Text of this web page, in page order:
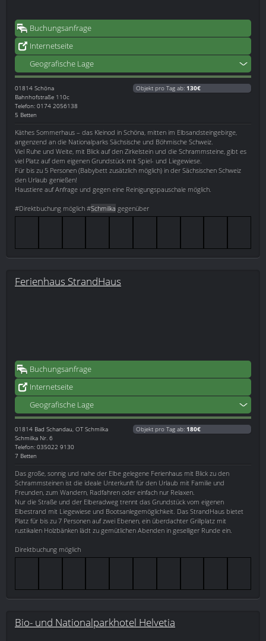
Buchungsanfrage
Internetseite
Geografische Lage
01814 Schöna
Bahnhofstraße 110c
Telefon: 0174 2056138
5 Betten
Objekt pro Tag ab: 130€
Käthes Sommerhaus – das Kleinod in Schöna, mitten im Elbsandsteingebirge,
angenzend an die Nationalparks Sächsische und Böhmische Schweiz.
Viel Ruhe und Weite, mit Blick auf den Zirkelstein und die Schrammsteine, gibt es
viel Platz auf dem eigenen Grundstück mit Spiel- und Liegewiese.
Für bis zu 5 Personen (Babybett zusätzlich möglich) in der Sächsischen Schweiz
den Urlaub genießen!
Haustiere auf Anfrage und gegen eine Reinigungspauschale möglich.
#Direktbuchung möglich #Schmilka gegenüber
Ferienhaus StrandHaus
Buchungsanfrage
Internetseite
Geografische Lage
01814 Bad Schandau, OT Schmilka
Schmilka Nr. 6
Telefon: 035022 9130
7 Betten
Objekt pro Tag ab: 180€
Das große, sonnig und nahe der Elbe gelegene Ferienhaus mit Blick zu den
Schrammsteinen ist die ideale Unterkunft für den Urlaub mit Familie und
Freunden, zum Wandern, Radfahren oder einfach nur Relaxen.
Nur die Straße und der Elberadweg trennt das Grundstück vom eigenen
Elbestrand mit Liegewiese und Bootsanlegemöglichkeit. Das StrandHaus bietet
Platz für bis zu 7 Personen auf zwei Ebenen, ein überdachter Grillplatz mit
rustikalen Holzbänken lädt zu gemütlichen Abenden in geselliger Runde ein.
Direktbuchung möglich
Bio- und Nationalparkhotel Helvetia